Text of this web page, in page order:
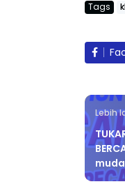
Tags
Lebih